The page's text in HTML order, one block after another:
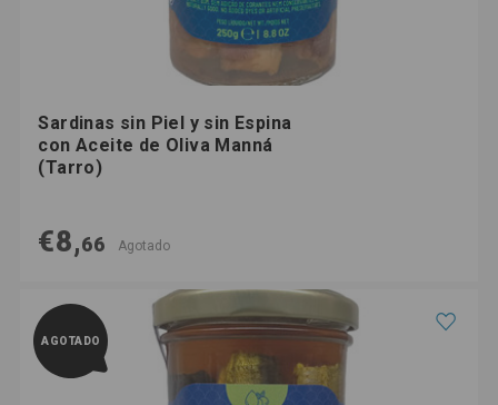
Sardinas sin Piel y sin Espina
con Aceite de Oliva Manná
(Tarro)
€8,66 Agotado
AGOTADO